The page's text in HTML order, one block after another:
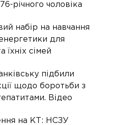
річного чоловіка
набір на навчання
енергетики для
їхніх сімей
підбили
щодо боротьби з
Відео
на КТ: НСЗУ